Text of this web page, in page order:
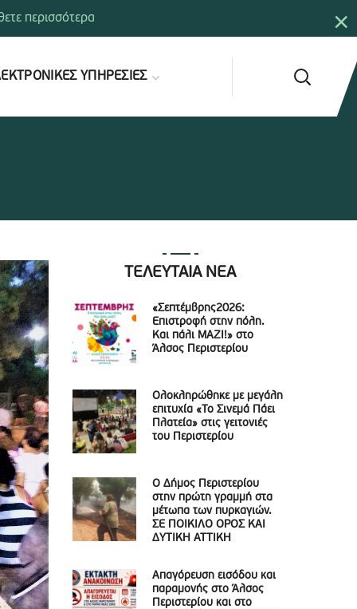
ΥΠΗΡΕΣΙΕΣ
ΤΕΛΕΥΤΑΙΑ ΝΕΑ
«Σεπτέμβρης2026:
Επιστροφή στην πόλη.
Και πάλι ΜΑΖΙ!» στο
Άλσος Περιστερίου
Ολοκληρώθηκε με μεγάλη
επιτυχία «Το Σινεμά Πάει
Πλατεία» στις γειτονιές
του Περιστερίου
Ο Δήμος Περιστερίου
στην πρώτη γραμμή στα
μέτωπα των πυρκαγιών.
ΣΕ ΠΟΙΚΙΛΟ ΟΡΟΣ ΚΑΙ
ΔΥΤΙΚΗ ΑΤΤΙΚΗ
Απαγόρευση εισόδου και
παραμονής στο Άλσος
Περιστερίου και στο
×
περισσότερα